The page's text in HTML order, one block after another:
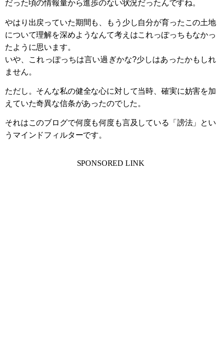
だった頃の情報量から進歩のない状況だったんですね。
やはり出戻っていた期間も、もう少し自分が育ったこの土地
について理解を深めようなんて考えはこれっぽっちもなかっ
たように思います。
いや、これっぽっちは言い過ぎかな?少しはあったかもしれ
ません。
ただし。そんな私の健全な心に対して当時、確実に妨害を加
えていた奇異な信条があったのでした。
それはこのブログで何度も何度も言及している「謗法」とい
うマインドフィルターです。
SPONSORED LINK